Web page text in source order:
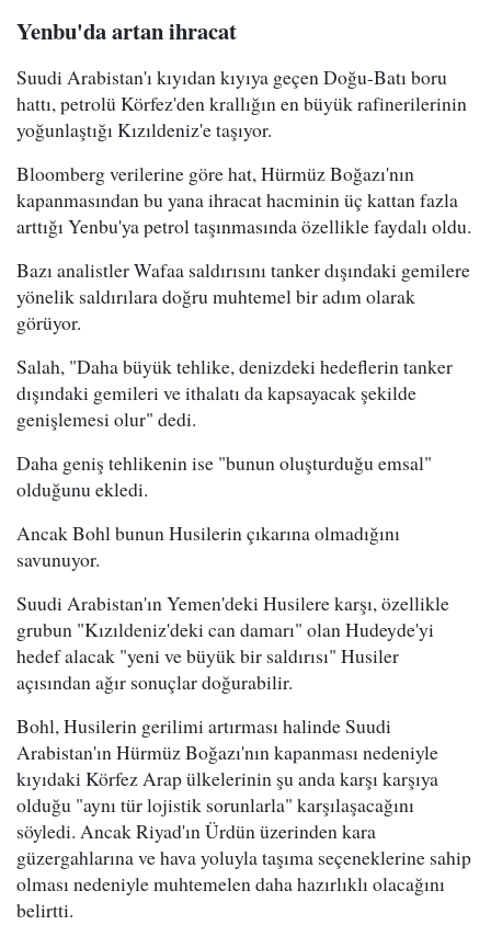
Yenbu'da artan ihracat
Suudi Arabistan'ı kıyıdan kıyıya geçen Doğu-Batı boru
hattı, petrolü Körfez'den krallığın en büyük rafinerilerinin
yoğunlaştığı Kızıldeniz'e taşıyor.
Bloomberg verilerine göre hat, Hürmüz Boğazı'nın
kapanmasından bu yana ihracat hacminin üç kattan fazla
arttığı Yenbu'ya petrol taşınmasında özellikle faydalı oldu.
Bazı analistler Wafaa saldırısını tanker dışındaki gemilere
yönelik saldırılara doğru muhtemel bir adım olarak
görüyor.
Salah, "Daha büyük tehlike, denizdeki hedeflerin tanker
dışındaki gemileri ve ithalatı da kapsayacak şekilde
genişlemesi olur" dedi.
Daha geniş tehlikenin ise "bunun oluşturduğu emsal"
olduğunu ekledi.
Ancak Bohl bunun Husilerin çıkarına olmadığını
savunuyor.
Suudi Arabistan'ın Yemen'deki Husilere karşı, özellikle
grubun "Kızıldeniz'deki can damarı" olan Hudeyde'yi
hedef alacak "yeni ve büyük bir saldırısı" Husiler
açısından ağır sonuçlar doğurabilir.
Bohl, Husilerin gerilimi artırması halinde Suudi
Arabistan'ın Hürmüz Boğazı'nın kapanması nedeniyle
kıyıdaki Körfez Arap ülkelerinin şu anda karşı karşıya
olduğu "aynı tür lojistik sorunlarla" karşılaşacağını
söyledi. Ancak Riyad'ın Ürdün üzerinden kara
güzergahlarına ve hava yoluyla taşıma seçeneklerine sahip
olması nedeniyle muhtemelen daha hazırlıklı olacağını
belirtti.